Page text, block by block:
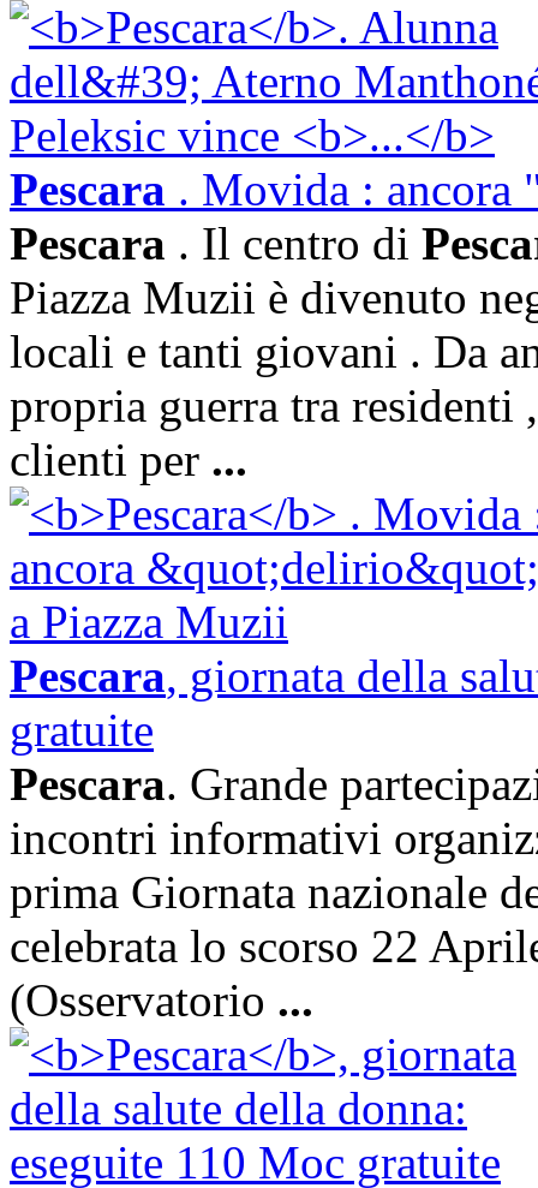
Pescara . Movida : ancora
Pescara . Il centro di
Piazza Muzii è divenuto
locali e tanti giovani . Da
propria guerra tra
clienti per ...
Pescara, giornata della
gratuite
Pescara. Grande
incontri informativi
prima Giornata nazionale
celebrata lo scorso 22
(Osservatorio ...